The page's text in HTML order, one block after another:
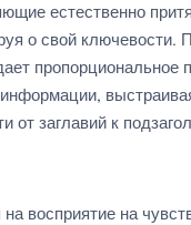
естественно
о свой ключевости.
пропорциональное
от заглавий к
восприятие на